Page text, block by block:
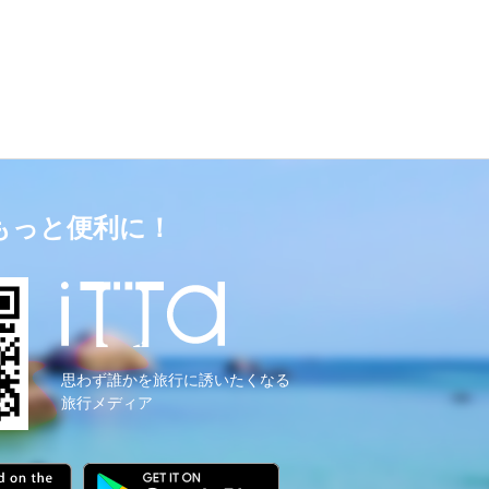
と便利に！
思わず誰かを旅行に誘いたくなる
旅行メディア